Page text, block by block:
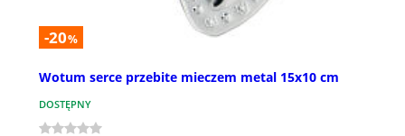
-20%
Wotum serce przebite mieczem metal 15x10 cm
DOSTĘPNY